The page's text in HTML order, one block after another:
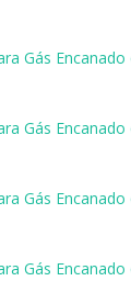
Gás
Gás
Gás
Gás